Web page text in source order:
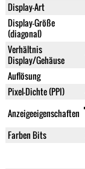
Display-Art
Display-Größe
(diagonal)
Verhältnis
Display/Gehäuse
Auflösung
Pixel-Dichte (PPI)
Anzeigeeigenschaften
Farben Bits